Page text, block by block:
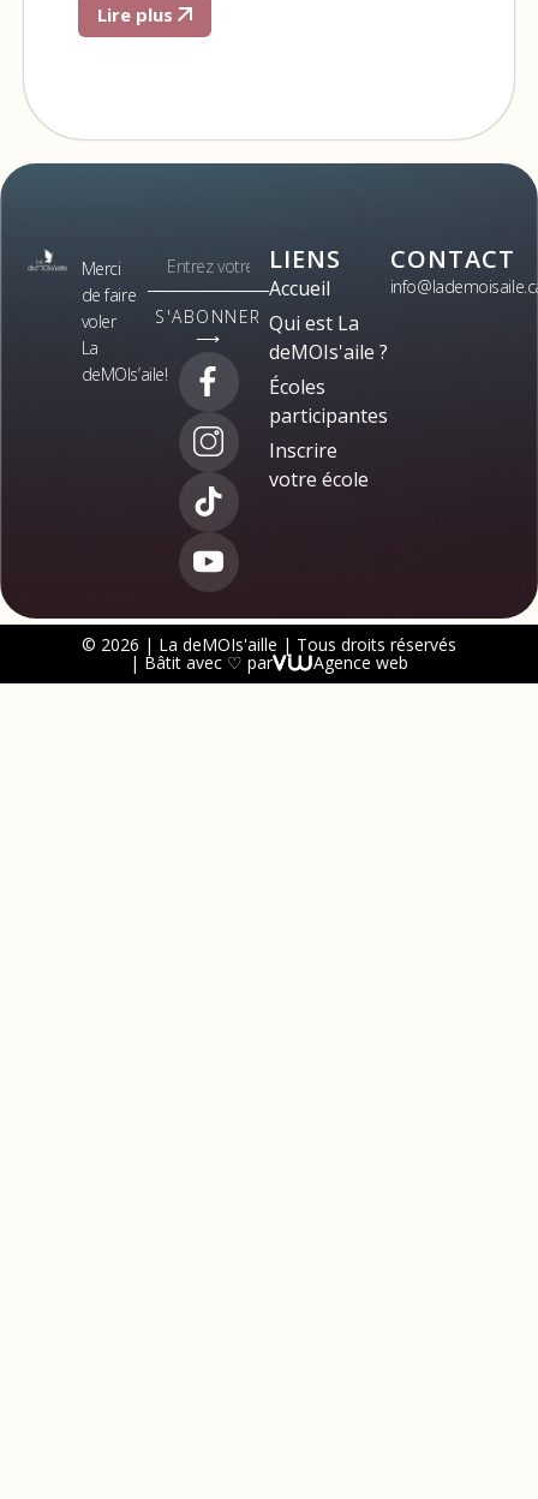
Lire plus
Merci
de faire
voler
La
deMOIs’aile!
S'ABONNER
⟶
LIENS
Accueil
Qui est La
deMOIs'aile ?
Écoles
participantes
Inscrire
votre école
CONTACT
© 2026 | La deMOIs'aille | Tous droits réservés
| Bâtit avec ♡ par Agence web